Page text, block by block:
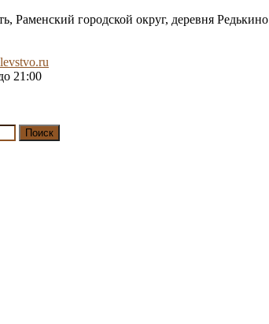
Раменский городской округ, деревня Редькино
21:00
Поиск